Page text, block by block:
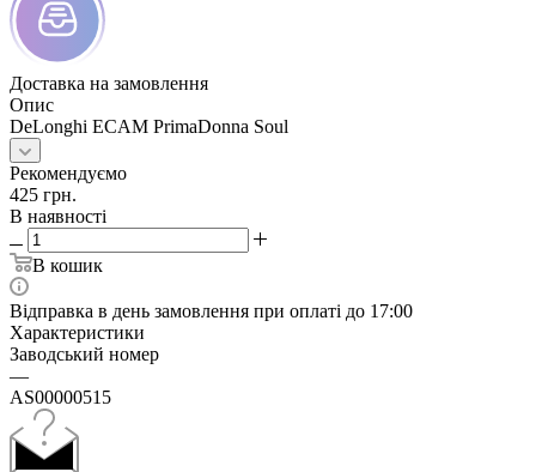
Доставка на замовлення
Опис
DeLonghi ECAM PrimaDonna Soul
Рекомендуємо
425 грн.
В наявності
В кошик
Відправка в день замовлення при оплаті до 17:00
Характеристики
Заводський номер
—
AS00000515